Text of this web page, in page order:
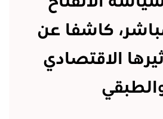
كاشفا عن
الاقتصادي